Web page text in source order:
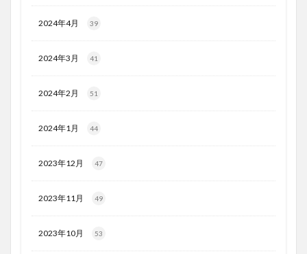
2024年4月 39
2024年3月 41
2024年2月 51
2024年1月 44
2023年12月 47
2023年11月 49
2023年10月 53